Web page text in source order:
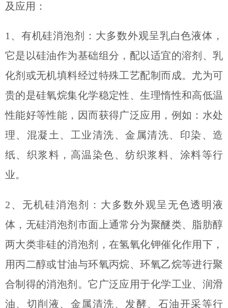
及应用：
1、有机硅消泡剂： 大多数外观呈乳白色液体，
它是以硅油作为基础组分，配以适宜的溶剂、乳
化剂或无机填料经过特殊工艺配制而成。尤为可
贵的是硅氧烷集化学稳定性、生理惰性和高低温
性能好等性能 ，因而获得广泛应用，例如：水处
理、混凝土、工业清洗、金属清洗、印染、造
纸、织浆料，高温染色、纺织浆料、涂料等行
业。
2、无机硅消泡剂：大多数外观呈无色透明液
体， 无硅消泡剂市面上通常分为聚醚类、脂肪醇
两大类非硅的消泡剂，在氢氧化钾催化作用下，
用丙二醇或甘油与环氧丙烷、环氧乙烷等进行聚
合制得的消泡剂。它广泛应用于化学工业、润滑
油、切削液、金属清洗、发酵、石油开采等行